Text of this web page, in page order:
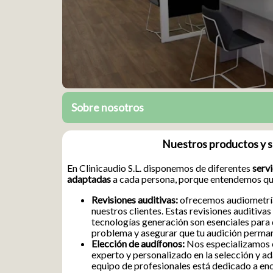
Sobre nosotros
Nuestros productos y
En Clinicaudio S.L. disponemos de diferentes
adaptadasa cada persona, porque entendemos
Revisiones auditivas:ofrecemos
nuestros clientes. Estas revisiones
tecnologías generación son esenciales
problema y asegurar que tu audición
Elección de audífonos: Nos especializamos
experto y personalizado en la selección y
equipo de profesionales está dedicado a